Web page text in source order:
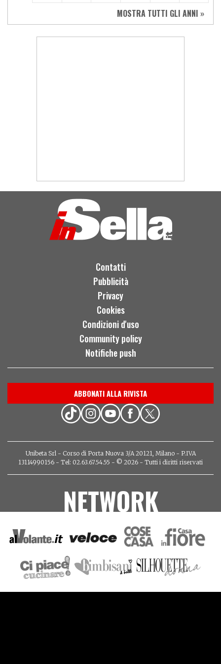
MOSTRA TUTTI GLI ANNI »
Contatti
Pubblicità
Privacy
Cookies
Condizioni d'uso
Community policy
Notifiche push
ABBONATI ALLA RIVISTA
Unibeta Srl - Corso di Porta Nuova 3/A 20121, Milano - P.IVA
13114990156 - Tel: 02.63.67.54.55 - © 2026 - Tutti i diritti riservati
NETWORK